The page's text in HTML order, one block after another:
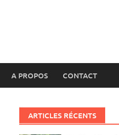
A PROPOS CONTACT
ARTICLES RÉCENTS